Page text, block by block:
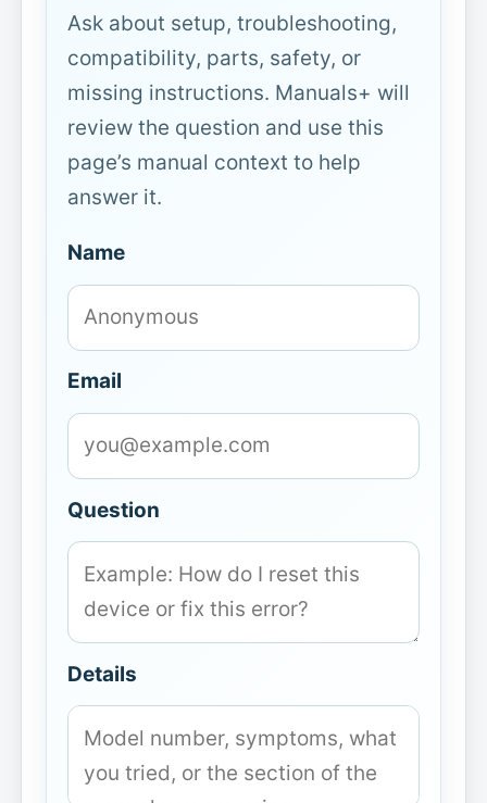
Ask about setup, troubleshooting,
compatibility, parts, safety, or
missing instructions. Manuals+ will
review the question and use this
page’s manual context to help
answer it.
Name
Email
Question
Details